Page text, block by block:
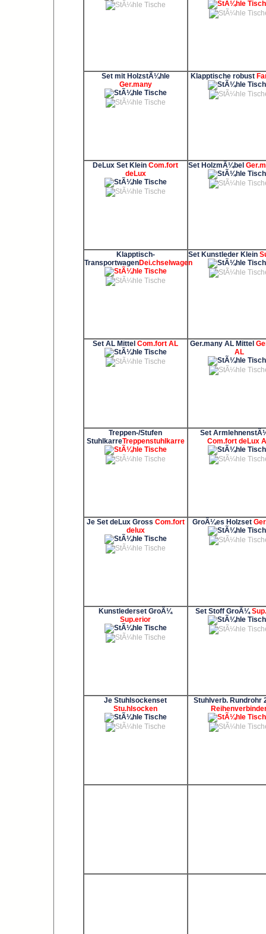
Set mit HolzstÃ¼hle
Ger.many
Klapptische robust
DeLux Set KleinCom.fort
deLux
Set HolzmÃ¼bel
Klapptisch-
TransportwagenDei.chselwagen
Set Kunstleder Klein
Set AL MittelCom.fort AL Ger.many AL Mittel
AL
Treppen-/Stufen
StuhlkarreTreppenstuhlkarre
Set
Com.fort deLux
Je Set deLux Gross Com.fort
delux
GroÃ¼es Holzset
Kunstlederset GroÃ¼
Sup.erior
Set Stoff GroÃ¼
Je Stuhlsockenset
Stu.hlsocken
Stuhlverb. Rundrohr